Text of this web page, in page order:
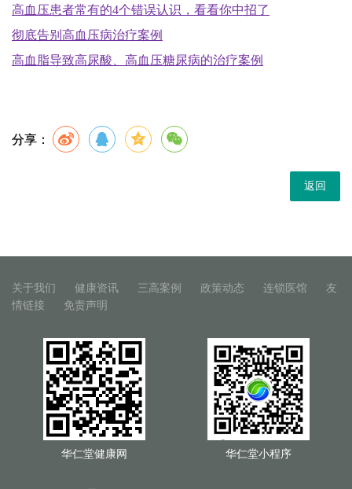
高血压患者常有的4个错误认识，看看你中招了
彻底告别高血压病治疗案例
高血脂导致高尿酸、高血压糖尿病的治疗案例
分享：
返回
关于我们 健康资讯 三高案例 政策动态 连锁医馆
友
情链接
免责声明
华仁堂健康网 华仁堂小程序